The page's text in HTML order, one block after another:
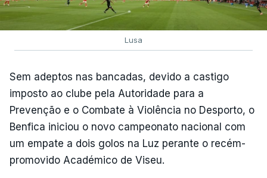
Lusa
Sem adeptos nas bancadas, devido a castigo
imposto ao clube pela Autoridade para a
Prevenção e o Combate à Violência no Desporto, o
Benfica iniciou o novo campeonato nacional com
um empate a dois golos na Luz perante o recém-
promovido Académico de Viseu.